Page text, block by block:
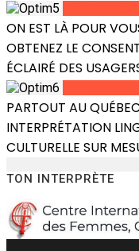
ON EST LÀ POUR
OBTENEZ LE
ÉCLAIRÉ DES
PARTOUT AU QUÉBEC
INTERPRÉTATION
CULTURELLE SUR
TON INTERPRÈTE